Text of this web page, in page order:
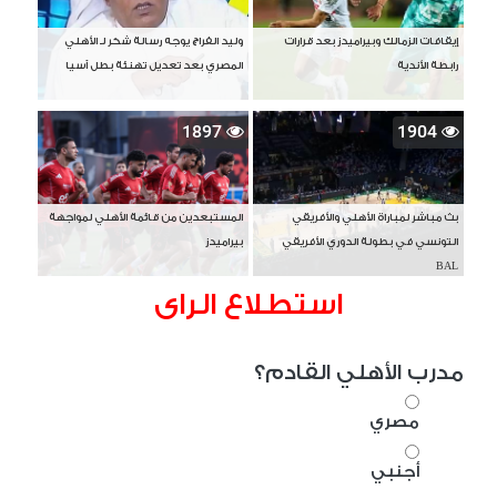
إيقافات الزمالك وبيراميدز بعد قرارات
رابطة الأندية
وليد الفراج يوجه رسالة شكر لـ الأهلي
المصري بعد تعديل تهنئة بطل آسيا
1904
بث مباشر لمباراة الأهلي والأفريقي
التونسي في بطولة الدوري الأفريقي
BAL
1897
المستبعدين من قائمة الأهلي لمواجهة
بيراميدز
استطلاع الراى
مدرب الأهلي القادم؟
مصري
أجنبي